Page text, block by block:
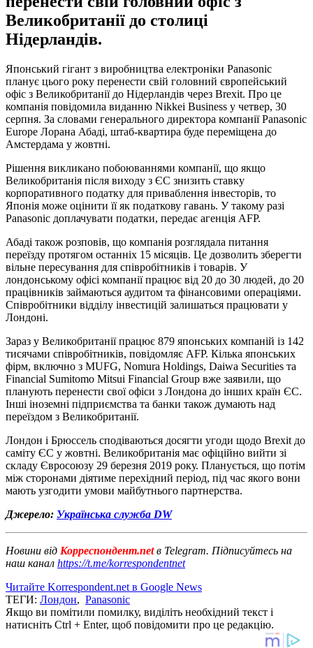
Великобританії до столиці
Нідерландів.
Японський гігант з виробництва електроніки Panasonic
планує цього року перенести свій головний європейський
офіс з Великобританії до Нідерландів через Brexit. Про це
компанія повідомила виданню Nikkei Business у четвер, 30
серпня. За словами генерального директора компанії Panasonic
Europe Лорана Абаді, штаб-квартира буде переміщена до
Амстердама у жовтні.
Рішення викликано побоюваннями компанії, що якщо
Великобританія після виходу з ЄС знизить ставку
корпоративного податку для приваблення інвесторів, то
Японія може оцінити її як податкову гавань. У такому разі
Panasonic доплачувати податки, передає агенція AFP.
Абаді також розповів, що компанія розглядала питання
переїзду протягом останніх 15 місяців. Це дозволить зберегти
вільне пересування для співробітників і товарів. У
лондонському офісі компанії працює від 20 до 30 людей, до 20
працівників займаються аудитом та фінансовими операціями.
Співробітники відділу інвестицій залишаться працювати у
Лондоні.
Зараз у Великобританії працює 879 японських компаній із 142
тисячами співробітників, повідомляє AFP. Кілька японських
фірм, включно з MUFG, Nomura Holdings, Daiwa Securities та
Financial Sumitomo Mitsui Financial Group вже заявили, що
планують перенести свої офіси з Лондона до інших країн ЄС.
Інші іноземні підприємства та банки також думають над
переїздом з Великобританії.
Лондон і Брюссель сподіваються досягти угоди щодо Brexit до
саміту ЄС у жовтні. Великобританія має офіційно вийти зі
складу Євросоюзу 29 березня 2019 року. Планується, що потім
між сторонами діятиме перехідний період, під час якого вони
мають узгодити умови майбутнього партнерства.
Джерело: Українська служба DW
Новини від Корреспондент.netв Telegram. Підписуйтесь на
наш канал https://t.me/korrespondentnet
Читайте Korrespondent.net в Google News
ТЕГИ: Лондон, Panasonic
Якщо ви помітили помилку, виділіть необхідний текст і
натисніть Ctrl + Enter, щоб повідомити про це редакцію.